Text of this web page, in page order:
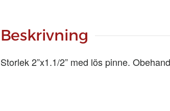
Beskrivning
Storlek 2”x1.1/2” med lös pinne.